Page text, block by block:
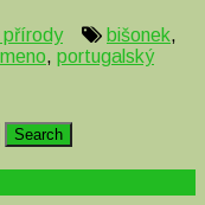
přírody bišonek,
, portugalský
Search